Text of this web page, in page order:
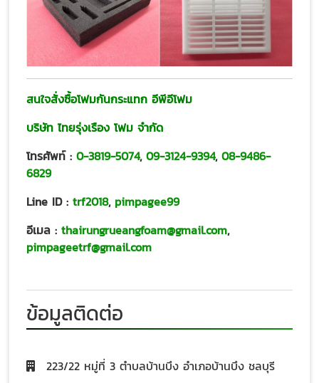
สนใจสั่งซื้อโฟมกันกระแทก อีพีอีโฟม
บริษัท ไทยรุ่งเรือง โฟม จำกัด
โทรศัพท์ : 0-3819-5074, 09-3124-9394, 08-9486-
6829
Line ID : trf2018, pimpagee99
อีเมล : thairungrueangfoam@gmail.com,
pimpageetrf@gmail.com
ข้อมูลติดต่อ
223/22 หมู่ที่ 3 ตำบลบ้านบึง อำเภอบ้านบึง ชลบุรี